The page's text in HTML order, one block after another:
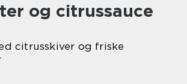
og citrussauce
citrusskiver og friske